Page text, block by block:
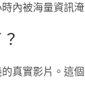
內被海量資訊
真實影片。這